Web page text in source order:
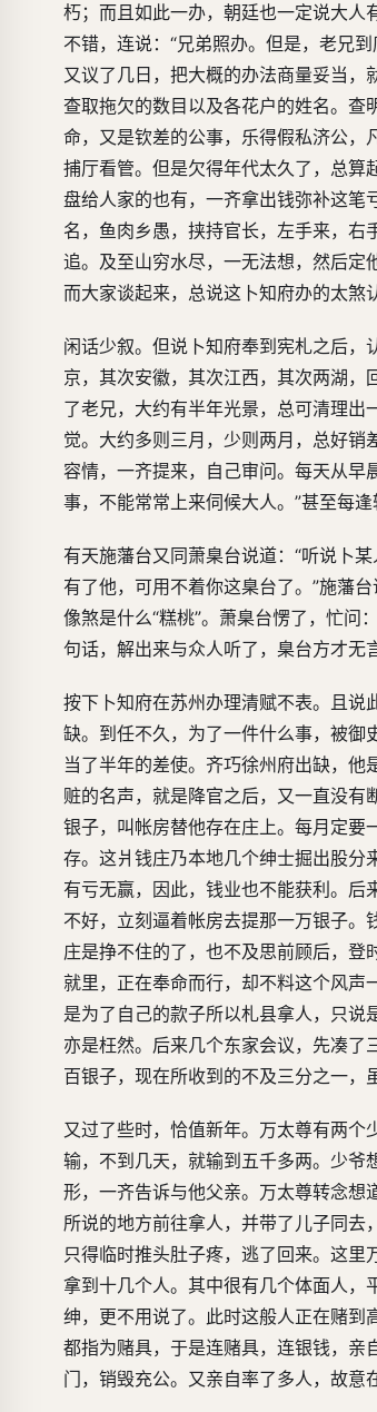
朽；而且如此一办，朝廷也一定说大人
不错，连说：“兄弟照办。但是，老兄
又议了几日，把大概的办法商量妥当，
查取拖欠的数目以及各花户的姓名。
命，又是钦差的公事，乐得假私济公，
捕厅看管。但是欠得年代太久了，总算
盘给人家的也有，一齐拿出钱弥补这笔
名，鱼肉乡愚，挟持官长，左手来，
追。及至山穷水尽，一无法想，然后
而大家谈起来，总说这卜知府办的太煞
闲话少叙。但说卜知府奉到宪札之后，
京，其次安徽，其次江西，其次两湖
了老兄，大约有半年光景，总可清理出
觉。大约多则三月，少则两月，总好销
容情，一齐提来，自己审问。每天从早
事，不能常常上来伺候大人。”甚至每
有天施藩台又同萧臬台说道：“听说卜
有了他，可用不着你这臬台了。”施藩
像煞是什么“糕桃”。萧臬台愣了，忙问
句话，解出来与众人听了，臬台方才无
按下卜知府在苏州办理清赋不表。且说
缺。到任不久，为了一件什么事，被御
当了半年的差使。齐巧徐州府出缺，
赃的名声，就是降官之后，又一直没
银子，叫帐房替他存在庄上。每月定要
存。这爿钱庄乃本地几个绅士掘出股
有亏无赢，因此，钱业也不能获利。后
不好，立刻逼着帐房去提那一万银子
庄是挣不住的了，也不及思前顾后，
就里，正在奉命而行，却不料这个风
是为了自己的款子所以札县拿人，只
亦是枉然。后来几个东家会议，先凑
百银子，现在所收到的不及三分之一，
又过了些时，恰值新年。万太尊有两
输，不到几天，就输到五千多两。少
形，一齐告诉与他父亲。万太尊转念想
所说的地方前往拿人，并带了儿子同去
只得临时推头肚子疼，逃了回来。这
拿到十几个人。其中很有几个体面人，
绅，更不用说了。此时这般人正在赌
都指为赌具，于是连赌具，连银钱，
门，销毁充公。又亲自率了多人，故意